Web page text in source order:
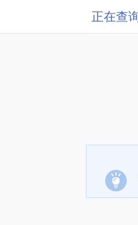
正在查